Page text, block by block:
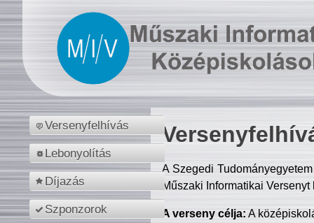
Versenyfelhívás
Lebonyolítás
Díjazás
Szponzorok
A Szegedi
Műszaki Informatikai
A verseny célja: A